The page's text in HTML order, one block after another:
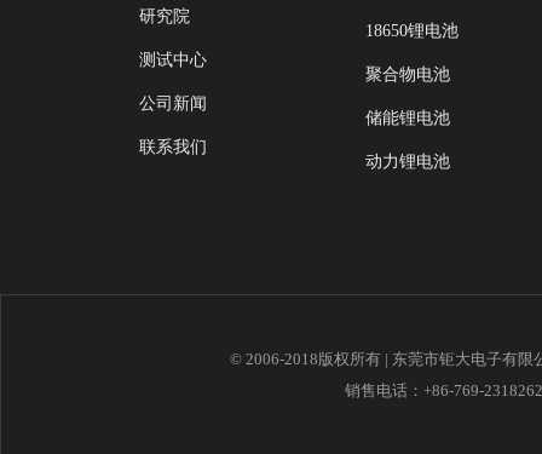
研究院
测试中心
公司新闻
联系我们
18650锂电池
聚合物电池
储能锂电池
动力锂电池
© 2006-2018版权所有 | 东莞市钜大电子有
销售电话：+86-769-